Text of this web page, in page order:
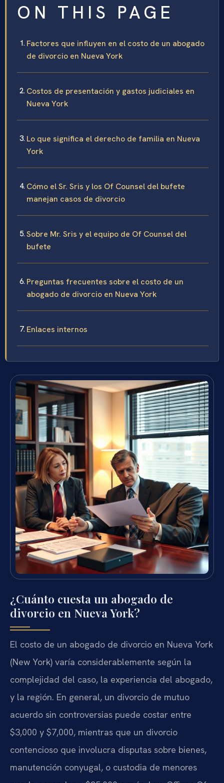
ON THIS PAGE
Factores que influyen en el costo de un abogado
de divorcio en Nueva York
Costos de presentación y gastos judiciales en
Nueva York
Lo que significa el derecho de familia en Nueva
York
Cómo el Sr. Sris y los Of Counsel del bufete
manejan casos de divorcio
Sobre Mr. Sris y el equipo de Of Counsel del
bufete
Preguntas frecuentes sobre el costo de un
abogado de divorcio en Nueva York
Enlaces internos
¿Cuánto cuesta un abogado de
divorcio en Nueva York?
El costo de un abogado de divorcio en Nueva York
(New York) varía considerablemente según la
complejidad del caso, la experiencia del abogado,
y la región. En general, un divorcio de mutuo
acuerdo sin controversias puede costar entre
$3,000 y $7,000, mientras que un divorcio
contencioso que involucra disputas sobre bienes,
manutención conyugal, o custodia de menores